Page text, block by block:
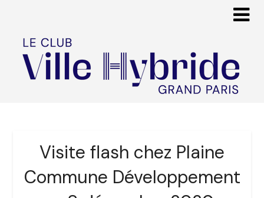
Visite flash chez Plaine
Commune Développement